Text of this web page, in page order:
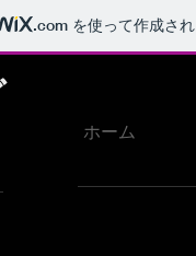
.com を使って作成さ
ホーム